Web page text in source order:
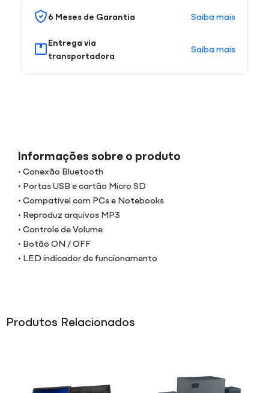
6 Meses de Garantia Saiba mais
Entrega via
transportadora
Saiba mais
Informações sobre o produto
• Conexão Bluetooth
• Portas USB e cartão Micro SD
• Compatível com PCs e Notebooks
• Reproduz arquivos MP3
• Controle de Volume
• Botão ON / OFF
• LED indicador de funcionamento
Produtos Relacionados